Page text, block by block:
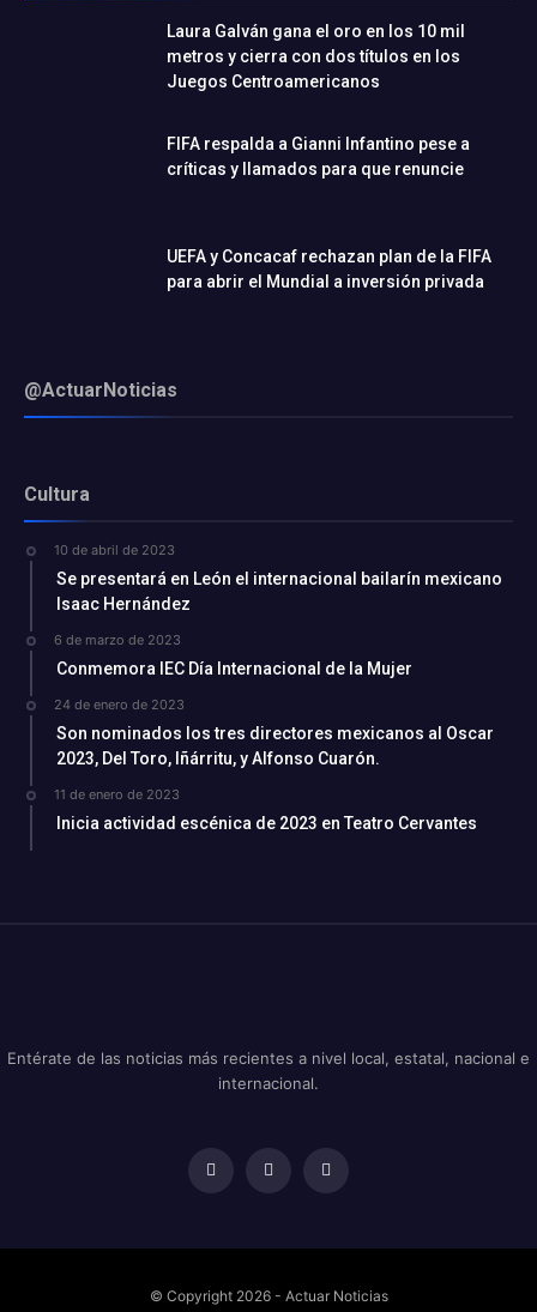
Laura Galván gana el oro en los 10 mil
metros y cierra con dos títulos en los
Juegos Centroamericanos
FIFA respalda a Gianni Infantino pese a
críticas y llamados para que renuncie
UEFA y Concacaf rechazan plan de la FIFA
para abrir el Mundial a inversión privada
@ActuarNoticias
Cultura
10 de abril de 2023
Se presentará en León el internacional bailarín mexicano
Isaac Hernández
6 de marzo de 2023
Conmemora IEC Día Internacional de la Mujer
24 de enero de 2023
Son nominados los tres directores mexicanos al Oscar
2023, Del Toro, Iñárritu, y Alfonso Cuarón.
11 de enero de 2023
Inicia actividad escénica de 2023 en Teatro Cervantes
Entérate de las noticias más recientes a nivel local, estatal, nacional e
internacional.
© Copyright 2026 - Actuar Noticias